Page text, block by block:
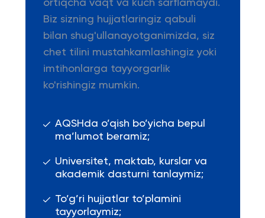
ortiqcha vaqt va kuch sarflamaydi.
Biz sizning hujjatlaringiz qabuli
bilan shug'ullanayotganimizda, siz
chet tilini mustahkamlashingiz yoki
imtihonlarga tayyorgarlik
ko'rishingiz mumkin.
AQSHda o’qish bo’yicha bepul
ma’lumot beramiz;
Universitet, maktab, kurslar va
akademik dasturni tanlaymiz;
To’g’ri hujjatlar to’plamini
tayyorlaymiz;